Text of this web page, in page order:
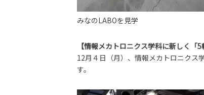
みなのLABOを見学
【情報メカトロニクス学科に新しく「
12月４日（月）、情報メカトロニクス
す。